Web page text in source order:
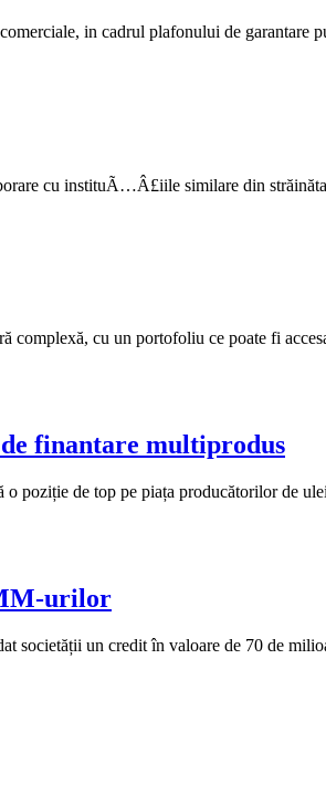
in cadrul plafonului de garantare
cu instituÃ…Â£iile similare din
cu un portofoliu ce poate fi
finantare multiprodus
poziție de top pe piața producătorilor de
urilor
un credit în valoare de 70 de